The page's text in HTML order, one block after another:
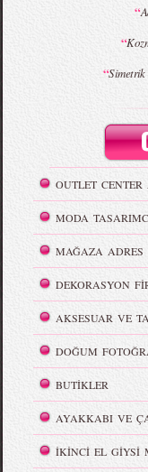
“
“
“
OUTLET CENTER
MODA
MAĞAZA ADRES
DEKORASYON
AKSESUAR VE
DOĞUM
BUTİKLER
AYAKKABI VE
İKİNCİ EL GİYSİ